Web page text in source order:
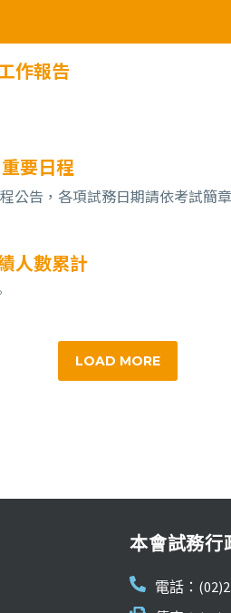
作報告
要日程
公告，各項試務日期請依考試簡
人數累計
LOAD MORE
本會試務行
電話：